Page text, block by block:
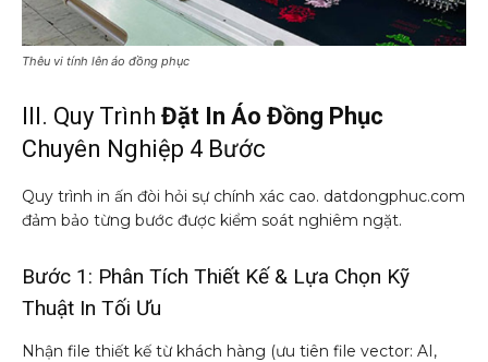
Thêu vi tính lên áo đồng phục
III. Quy Trình Đặt In Áo Đồng Phục
Chuyên Nghiệp 4 Bước
Quy trình in ấn đòi hỏi sự chính xác cao. datdongphuc.com
đảm bảo từng bước được kiểm soát nghiêm ngặt.
Bước 1: Phân Tích Thiết Kế & Lựa Chọn Kỹ
Thuật In Tối Ưu
Nhận file thiết kế từ khách hàng (ưu tiên file vector: AI,